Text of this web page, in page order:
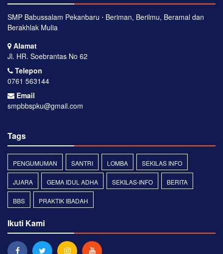
SMP Babussalam Pekanbaru ⋅ Beriman, Berilmu, Beramal dan
Berakhlak Mulia
Alamat
Jl. HR. Soebrantas No 62
Telepon
0761 563144
Email
smpbbspku@gmail.com
Tags
PENGUMUMAN SANTRI LOMBA SEKILAS INFO
JUARA GEMA IDUL ADHA SEKILAS-INFO BERITA
BBS PRAKTIK IBADAH
Ikuti Kami